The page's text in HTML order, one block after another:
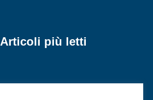
Articoli più letti